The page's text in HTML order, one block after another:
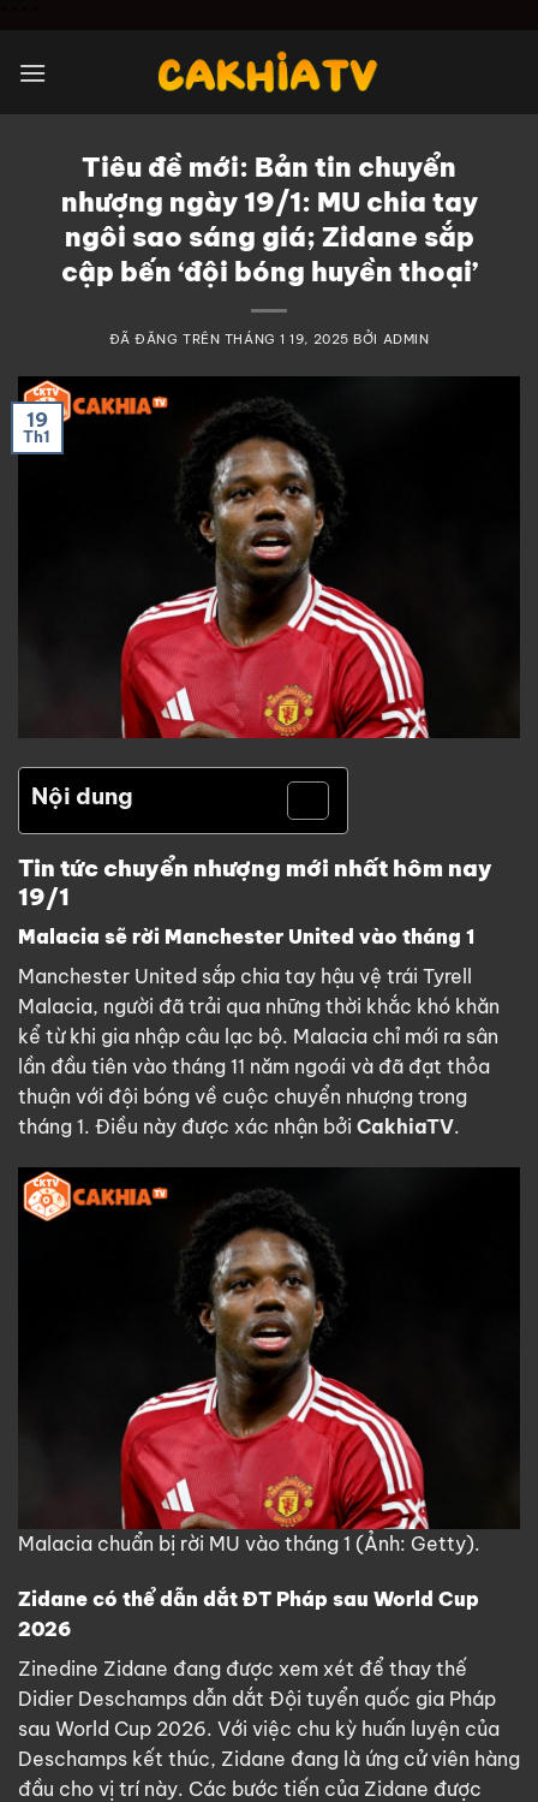
nội
Tiêu đề mới: Bản tin chuyển
nhượng ngày 19/1: MU chia tay
ngôi sao sáng giá; Zidane sắp
cập bến ‘đội bóng huyền thoại’
ĐÃ ĐĂNG TRÊN THÁNG 1 19, 2025 BỞI ADMIN
19
Th1
Nội dung
Tin tức chuyển nhượng mới nhất hôm nay
19/1
Malacia sẽ rời Manchester United vào tháng 1
Manchester United sắp chia tay hậu vệ trái Tyrell
Malacia, người đã trải qua những thời khắc khó khăn
kể từ khi gia nhập câu lạc bộ. Malacia chỉ mới ra sân
lần đầu tiên vào tháng 11 năm ngoái và đã đạt thỏa
thuận với đội bóng về cuộc chuyển nhượng trong
tháng 1. Điều này được xác nhận bởi CakhiaTV.
Malacia chuẩn bị rời MU vào tháng 1 (Ảnh: Getty).
Zidane có thể dẫn dắt ĐT Pháp sau World Cup
2026
Zinedine Zidane đang được xem xét để thay thế
Didier Deschamps dẫn dắt Đội tuyển quốc gia Pháp
sau World Cup 2026. Với việc chu kỳ huấn luyện của
Deschamps kết thúc, Zidane đang là ứng cử viên hàng
đầu cho vị trí này. Các bước tiến của Zidane được